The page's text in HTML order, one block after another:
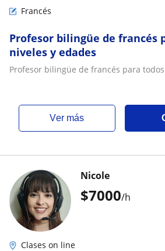
Francés
Profesor bilingüe de francés
niveles y edades
Profesor bilingüe de francés para
ver más
$7000/h
Nicole
Clases on line